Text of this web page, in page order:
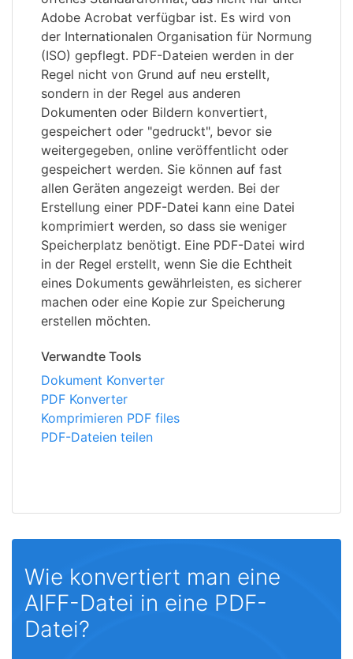
Adobe Acrobat verfügbar ist. Es wird von
der Internationalen Organisation für Normung
(ISO) gepflegt. PDF-Dateien werden in der
Regel nicht von Grund auf neu erstellt,
sondern in der Regel aus anderen
Dokumenten oder Bildern konvertiert,
gespeichert oder "gedruckt", bevor sie
weitergegeben, online veröffentlicht oder
gespeichert werden. Sie können auf fast
allen Geräten angezeigt werden. Bei der
Erstellung einer PDF-Datei kann eine Datei
komprimiert werden, so dass sie weniger
Speicherplatz benötigt. Eine PDF-Datei wird
in der Regel erstellt, wenn Sie die Echtheit
eines Dokuments gewährleisten, es sicherer
machen oder eine Kopie zur Speicherung
erstellen möchten.
Verwandte Tools
Dokument Konverter
PDF Konverter
Komprimieren PDF files
PDF-Dateien teilen
Wie konvertiert man eine
AIFF-Datei in eine PDF-
Datei?